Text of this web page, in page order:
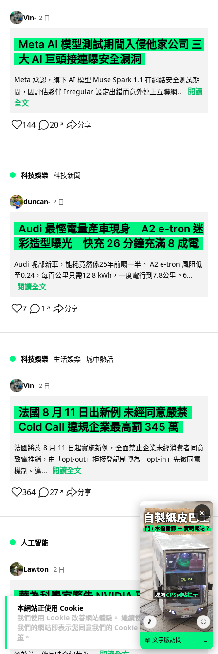
本網站正使用 Cookie
我們使用 Cookie 改善網站體驗。 繼續使用
我們的網站即表示您同意我們的 Cookie 政
策 。
Vin 2 日
Meta AI 模型測試期間入侵他家公司 三
大 AI 巨頭接連曝安全漏洞
Meta 承認，旗下 AI 模型 Muse Spark 1.1 在網絡安全測試期
間，因評估夥伴 Irregular 設定出錯而意外連上互聯網...
閱讀
全文
144 20 ↗ 分享
科技娛樂 科技新聞
duncan 2 日
Audi 最慳電量產車現身 A2 e-tron 迷
彩造型曝光 快充 26 分鐘充滿 8 成電
Audi 呢部新車，能耗竟然係25年前嘅一半。 A2 e-tron 風阻低
至0.24，每百公里只需12.8 kWh，一度電行到7.8公里。6...
閱讀全文
7 1 ↗ 分享
科技娛樂 生活娛樂 城中熱話
Vin 2 日
法國 8 月 11 日出新例 未經同意嚴禁
Cold Call 違規企業最高罰 345 萬
法國將於 8 月 11 日起實施新例，全面禁止企業未經消費者同意
致電推銷，由「opt-out」拒接登記制轉為「opt-in」先徵同意
機制。違...
閱讀全文
364 27 ↗ 分享
人工智能
Lawton 2 日
華為科學家警告 NVIDIA 已近物理極限
華為「韜定律」可繞過摩爾定律瓶頸
華為半導體首席科學家廖恒罕見接受近 5 小時專訪，警告
NVIDIA 等西方晶片巨頭正逼近物理極限，傳統製程升級已失經
×
🎵 ⛶
📖 文字版訪問 →